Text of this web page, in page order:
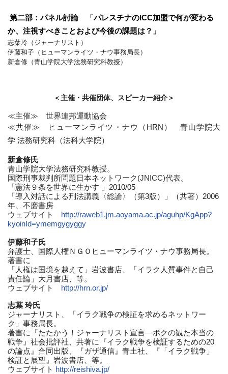
第二部：パネル討論 「パレスチナのICC加盟で何が変わる
か、 注視すべきことおよび今後の課題は？」
志葉玲（ジャーナリスト）
伊藤和子（ヒューマンライツ・ナウ事務局長）
新倉修（青山学院大学法務研究科教授）
＜主催・共催団体、スピーカー紹介＞
≪主催≫ 世界連邦運動協会
≪共催≫ ヒューマンライツ・ナウ（ HRN ） 青山学院大
学 法務研究科（法科大学院）
新倉修氏
青山学院大学法務研究科教授。
国際刑事裁判所問題日本ネットワーク(JNICC)代表。
「憲法９条を世界に生かす
」 2010/05
「導入対話による刑法講義〈総論〉（第3版）」（共著） 2006
年、不磨書房
ウェブサイト http://raweb1.jm.aoyama.ac.jp/aguhp/KgApp?
kyoinId=ymemgygyggy
伊藤和子氏
弁護士、国際人権ＮＧＯヒューマンライツ・ナウ事務局長。
著書に
「人権は国境を越えて」岩波書店、「イラク人質事件と自己
責任論」大月書店、等。
ウェブサイト http://hrn.or.jp/
志葉 玲氏
ジャーナリスト、「イラク戦争の検証を求めるネットワー
ク」 事務局長。
著書に『たたかう！ジャーナリスト宣言—ボクの観た本当の
戦争 』社会批評社、共著に『イラク戦争を検証するための20
の論点』 合同出版、『ガザ通信』青土社、『「イラク戦争」
検証と展望』 岩波書店、等。
ウェブサイト http://reishiva.jp/